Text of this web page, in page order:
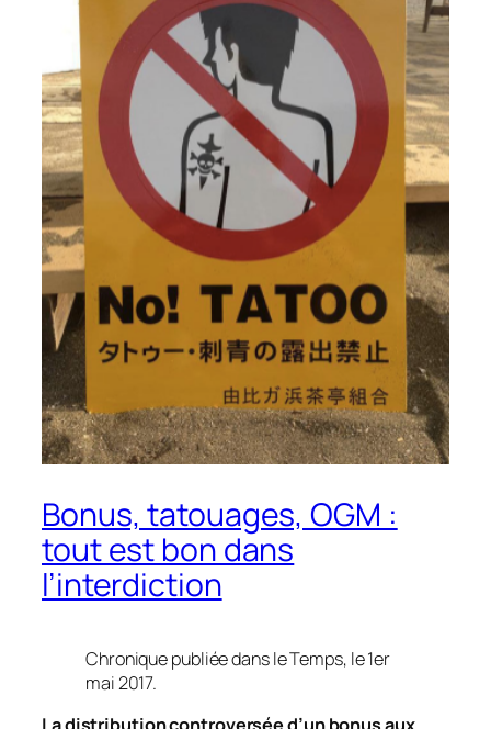
Bonus, tatouages, OGM :
tout est bon dans
l’interdiction
Chronique publiée dans le Temps, le 1er
mai 2017.